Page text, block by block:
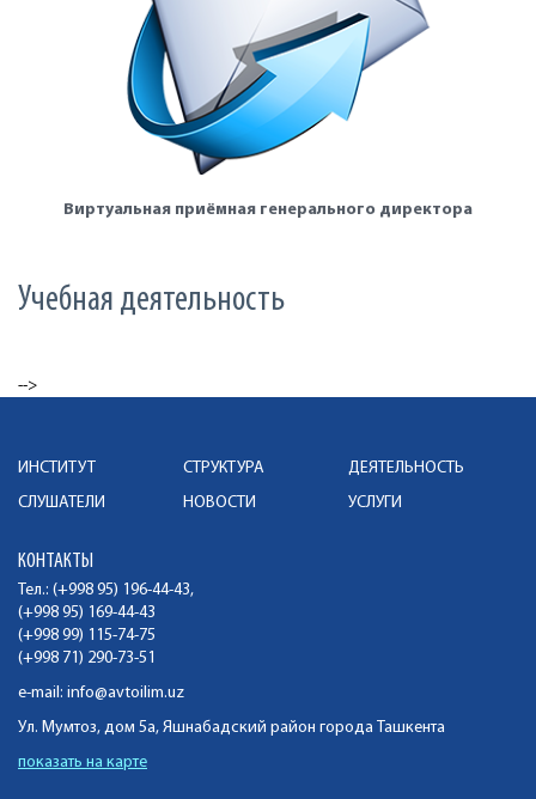
Виртуальная приёмная генерального директора
Учебная деятельность
-->
ИНСТИТУТ СТРУКТУРА
ДЕЯТЕЛЬНОСТЬ
СЛУШАТЕЛИ
НОВОСТИ УСЛУГИ
КОНТАКТЫ
Тел.: (+998 95) 196-44-43,
(+998 95) 169-44-43
(+998 99) 115-74-75
(+998 71) 290-73-51
e-mail: info@avtoilim.uz
Ул. Мумтоз, дом 5а, Яшнабадский район города Ташкента
показать на карте